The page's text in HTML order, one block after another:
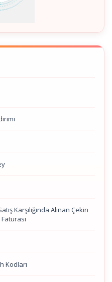
Karşılığında Alınan Çekin
Kodları